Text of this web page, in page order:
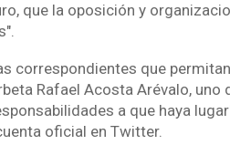
que la oposición y
correspondientes que permitan
Rafael Acosta Arévalo, uno
a que haya
oficial en Twitter.